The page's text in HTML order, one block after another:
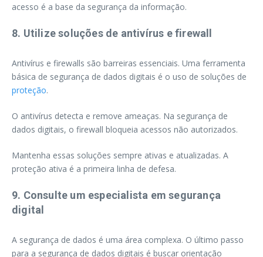
acesso é a base da segurança da informação.
8. Utilize soluções de antivírus e firewall
Antivírus e firewalls são barreiras essenciais. Uma ferramenta
básica de segurança de dados digitais é o uso de soluções de
proteção.
O antivírus detecta e remove ameaças. Na segurança de
dados digitais, o firewall bloqueia acessos não autorizados.
Mantenha essas soluções sempre ativas e atualizadas. A
proteção ativa é a primeira linha de defesa.
9. Consulte um especialista em segurança
digital
A segurança de dados é uma área complexa. O último passo
para a segurança de dados digitais é buscar orientação